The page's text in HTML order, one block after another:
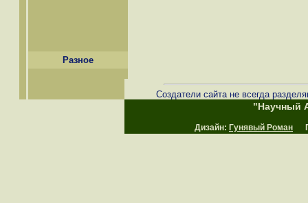
Разное
Создатели сайта не всегда
"Научный
Дизайн: Гунявый Роман